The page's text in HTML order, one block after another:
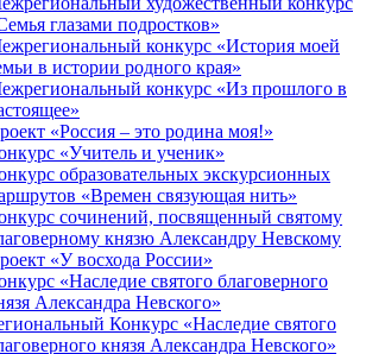
глазами подростков»
конкурс «История моей
в истории родного края»
конкурс «Из прошлого в
«Россия – это родина моя!»
«Учитель и ученик»
образовательных экскурсионных
«Времен связующая нить»
сочинений, посвященный святому
князю Александру Невскому
«У восхода России»
«Наследие святого благоверного
Александра Невского»
Конкурс «Наследие святого
князя Александра Невского»